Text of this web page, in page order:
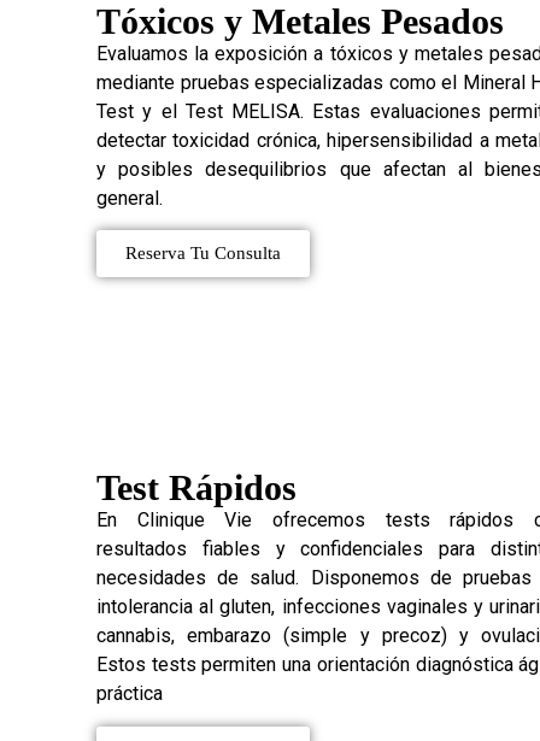
Tóxicos y Metales Pesados
Evaluamos la exposición a tóxicos y metales
mediante pruebas especializadas como el Mineral
Test y el Test MELISA. Estas evaluaciones
detectar toxicidad crónica, hipersensibilidad a
y posibles desequilibrios que afectan al
general.
Reserva Tu Consulta
Test Rápidos
En Clinique Vie ofrecemos tests rápidos
resultados fiables y confidenciales para
necesidades de salud. Disponemos de pruebas
intolerancia al gluten, infecciones vaginales y
cannabis, embarazo (simple y precoz) y
Estos tests permiten una orientación diagnóstica
práctica